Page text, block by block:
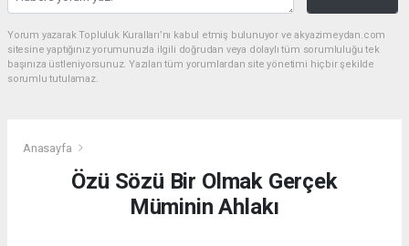
Yorum yazarak Topluluk Kuralları’nı kabul etmiş bulunuyor ve akyazimeydan.com
sitesine yaptığınız yorumunuzla ilgili doğrudan veya dolaylı tüm sorumluluğu tek
başınıza üstleniyorsunuz. Yazılan tüm yorumlardan site yönetimi hiçbir şekilde
sorumlu tutulamaz.
Anasayfa
Özü Sözü Bir Olmak Gerçek
Müminin Ahlakı